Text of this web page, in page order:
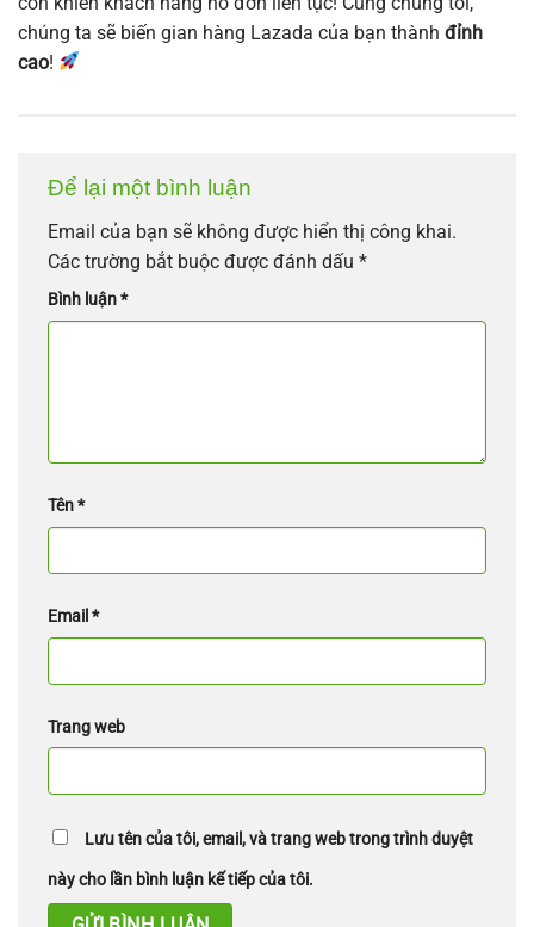
chúng ta sẽ biến gian hàng Lazada của bạn thành đỉnh
cao!
Để lại một bình luận
Email của bạn sẽ không được hiển thị công khai.
Các trường bắt buộc được đánh dấu *
Bình luận*
Tên*
Email *
Trang web
Lưu tên của tôi, email, và trang web trong trình duyệt
này cho lần bình luận kế tiếp của tôi.